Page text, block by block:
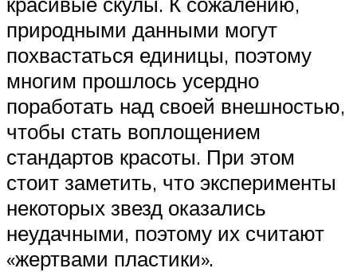
природными данными могут
похвастаться единицы, поэтому
многим прошлось усердно
поработать над своей внешностью,
чтобы стать воплощением
стандартов красоты. При этом
стоит заметить, что эксперименты
некоторых звезд оказались
неудачными, поэтому их считают
«жертвами пластики».